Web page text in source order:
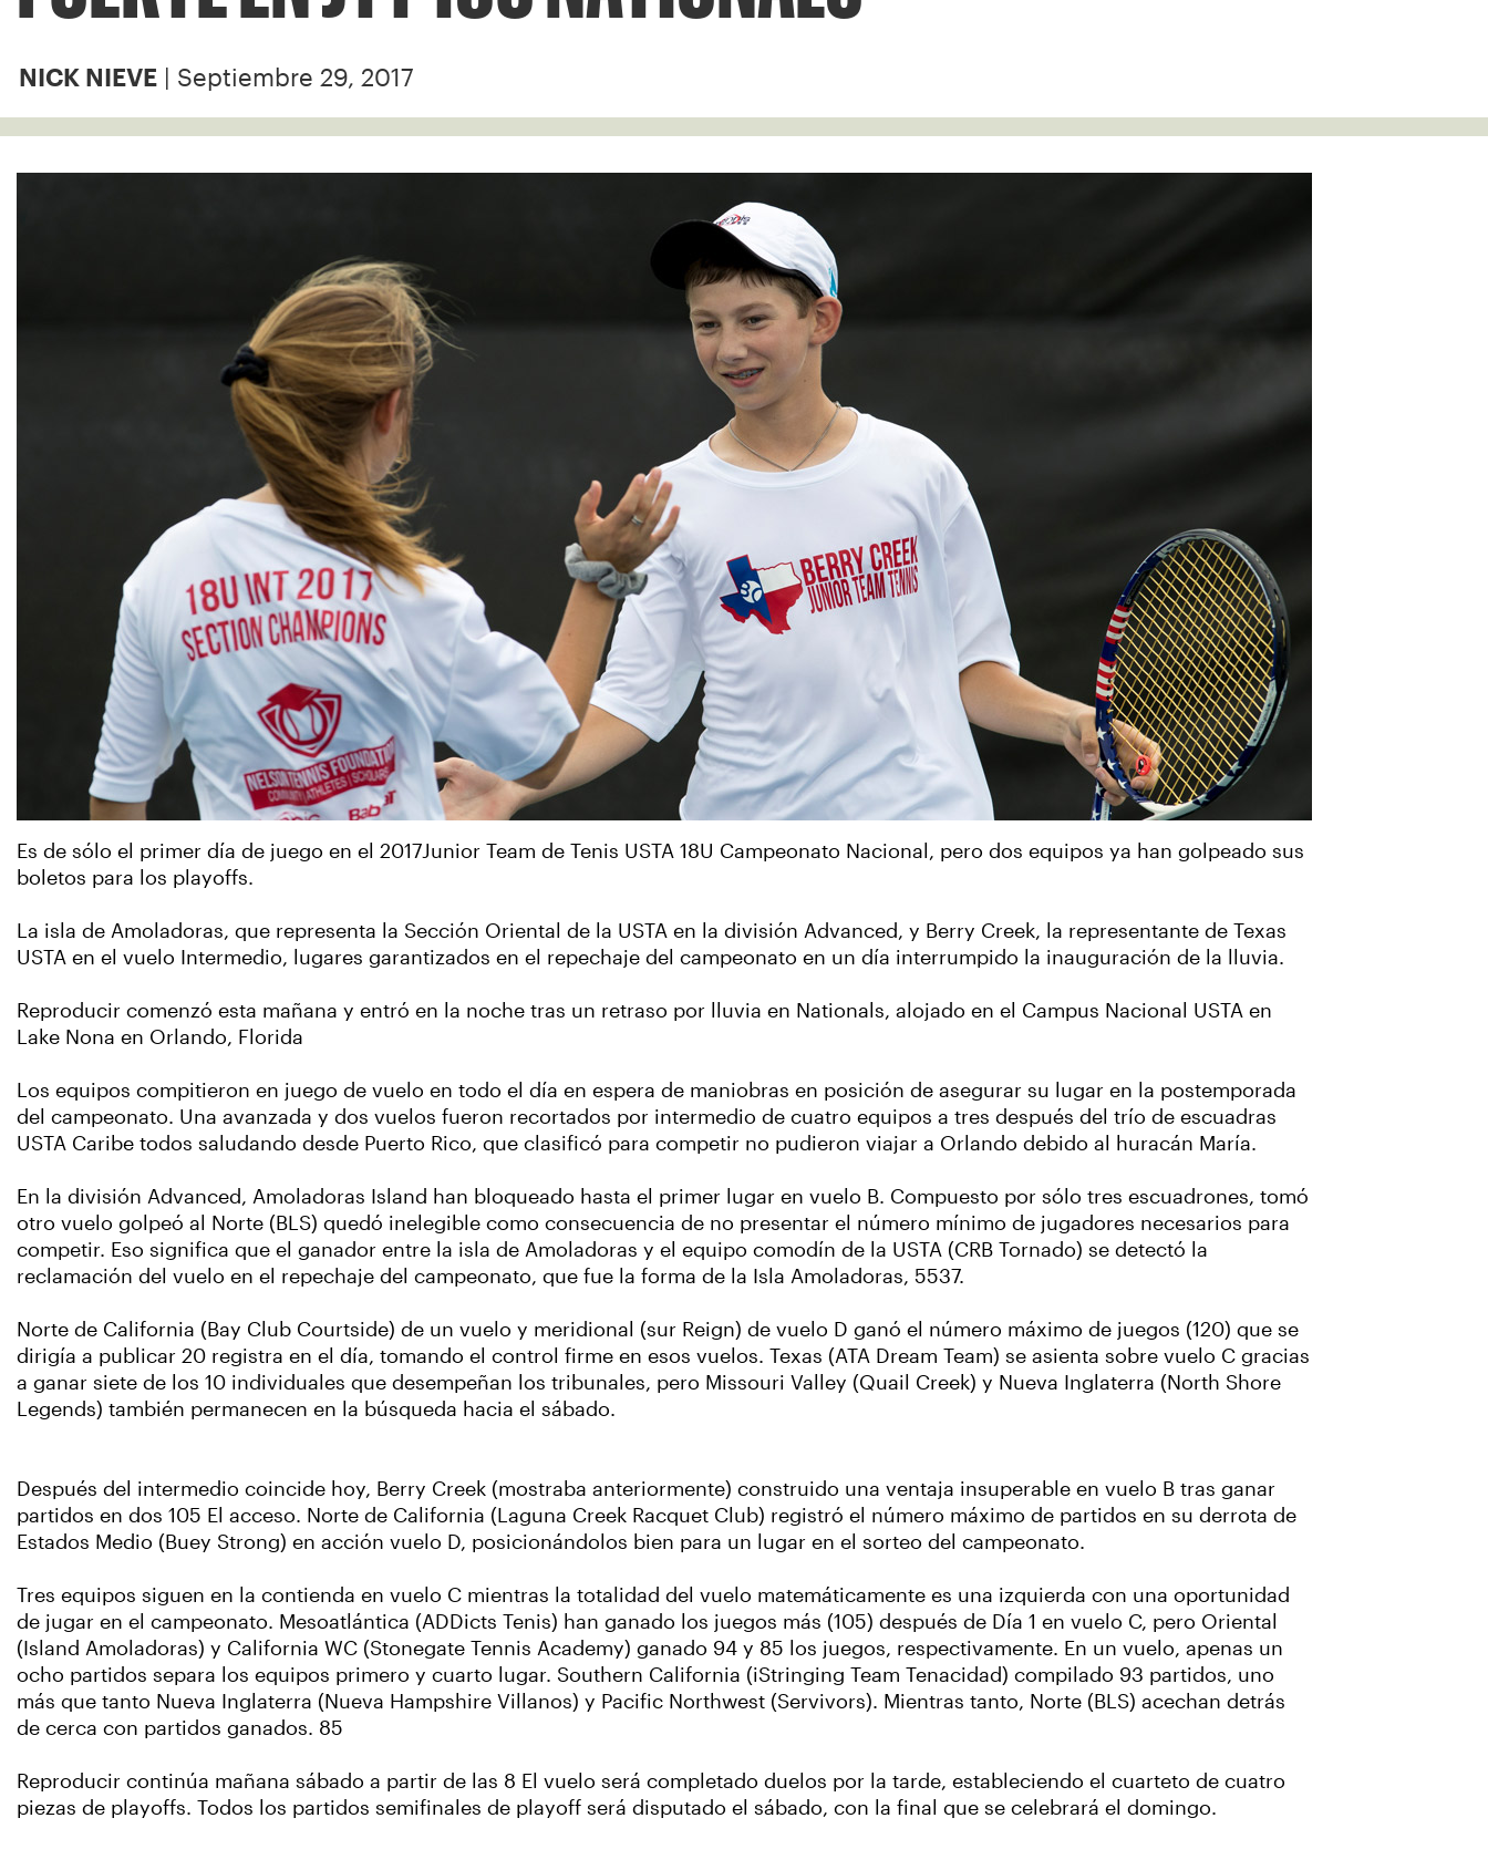
NICK NIEVE | Septiembre 29, 2017
Es de sólo el primer día de juego en el 2017Junior Team de Tenis USTA 18U Campeonato Nacional, pero dos equipos ya han golpeado sus
boletos para los playoffs.
La isla de Amoladoras, que representa la Sección Oriental de la USTA en la división Advanced, y Berry Creek, la representante de Texas
USTA en el vuelo Intermedio, lugares garantizados en el repechaje del campeonato en un día interrumpido la inauguración de la lluvia.
Reproducir comenzó esta mañana y entró en la noche tras un retraso por lluvia en Nationals, alojado en el Campus Nacional USTA en
Lake Nona en Orlando, Florida
Los equipos compitieron en juego de vuelo en todo el día en espera de maniobras en posición de asegurar su lugar en la postemporada
del campeonato. Una avanzada y dos vuelos fueron recortados por intermedio de cuatro equipos a tres después del trío de escuadras
USTA Caribe todos saludando desde Puerto Rico, que clasificó para competir no pudieron viajar a Orlando debido al huracán María.
En la división Advanced, Amoladoras Island han bloqueado hasta el primer lugar en vuelo B. Compuesto por sólo tres escuadrones, tomó
otro vuelo golpeó al Norte (BLS) quedó inelegible como consecuencia de no presentar el número mínimo de jugadores necesarios para
competir. Eso significa que el ganador entre la isla de Amoladoras y el equipo comodín de la USTA (CRB Tornado) se detectó la
reclamación del vuelo en el repechaje del campeonato, que fue la forma de la Isla Amoladoras, 5537.
Norte de California (Bay Club Courtside) de un vuelo y meridional (sur Reign) de vuelo D ganó el número máximo de juegos (120) que se
dirigía a publicar 20 registra en el día, tomando el control firme en esos vuelos. Texas (ATA Dream Team) se asienta sobre vuelo C gracias
a ganar siete de los 10 individuales que desempeñan los tribunales, pero Missouri Valley (Quail Creek) y Nueva Inglaterra (North Shore
Legends) también permanecen en la búsqueda hacia el sábado.
Después del intermedio coincide hoy, Berry Creek (mostraba anteriormente) construido una ventaja insuperable en vuelo B tras ganar
partidos en dos 105 El acceso. Norte de California (Laguna Creek Racquet Club) registró el número máximo de partidos en su derrota de
Estados Medio (Buey Strong) en acción vuelo D, posicionándolos bien para un lugar en el sorteo del campeonato.
Tres equipos siguen en la contienda en vuelo C mientras la totalidad del vuelo matemáticamente es una izquierda con una oportunidad
de jugar en el campeonato. Mesoatlántica (ADDicts Tenis) han ganado los juegos más (105) después de Día 1 en vuelo C, pero Oriental
(Island Amoladoras) y California WC (Stonegate Tennis Academy) ganado 94 y 85 los juegos, respectivamente. En un vuelo, apenas un
ocho partidos separa los equipos primero y cuarto lugar. Southern California (iStringing Team Tenacidad) compilado 93 partidos, uno
más que tanto Nueva Inglaterra (Nueva Hampshire Villanos) y Pacific Northwest (Servivors). Mientras tanto, Norte (BLS) acechan detrás
de cerca con partidos ganados. 85
Reproducir continúa mañana sábado a partir de las 8 El vuelo será completado duelos por la tarde, estableciendo el cuarteto de cuatro
piezas de playoffs. Todos los partidos semifinales de playoff será disputado el sábado, con la final que se celebrará el domingo.